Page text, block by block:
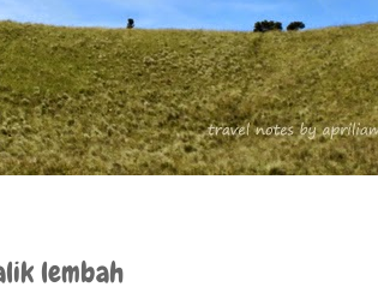
lembah